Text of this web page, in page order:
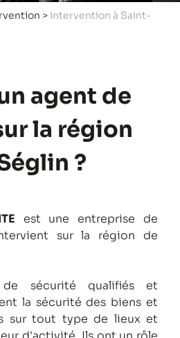
> Intervention à Saint-
agent de
la région
?
est une entreprise de
sur la région de
sécurité qualifiés et
la sécurité des biens et
sur tout type de lieux et